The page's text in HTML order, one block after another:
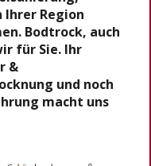
Ihrer Region
Bodtrock, auch
für Sie. Ihr
&
und noch
macht uns